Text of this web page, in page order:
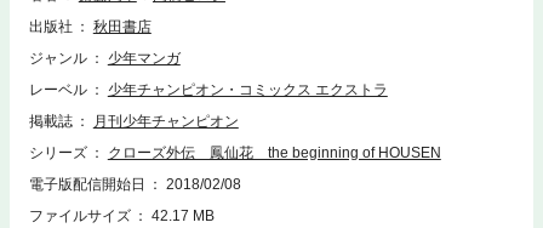
出版社
秋田書店
ジャンル
少年マンガ
レーベル
少年チャンピオン・コミックス エクストラ
掲載誌
月刊少年チャンピオン
シリーズ
クローズ外伝 鳳仙花 the beginning of HOUSEN
電子版配信開始日
2018/02/08
ファイルサイズ
42.17 MB